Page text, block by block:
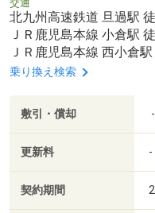
交通
北九州高速鉄道 旦過駅
ＪＲ鹿児島本線 小倉駅
ＪＲ鹿児島本線 西小倉
乗り換え検索
敷引・償却 -
更新料 -
契約期間